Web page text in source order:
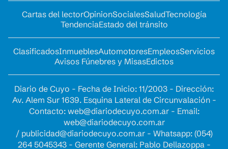
Cartas del lectorOpinionSocialesSaludTecnología
TendenciaEstado del tránsito
ClasificadosInmueblesAutomotoresEmpleosServicios
Avisos Fúnebres y MisasEdictos
Diario de Cuyo - Fecha de Inicio: 11/2003 - Dirección:
Av. Alem Sur 1639. Esquina Lateral de Circunvalación -
Contacto: web@diariodecuyo.com.ar- Email:
web@diariodecuyo.com.ar
/ publicidad@diariodecuyo.com.ar- Whatsapp: (054)
264 5045343 - Gerente General: Pablo Dellazoppa -